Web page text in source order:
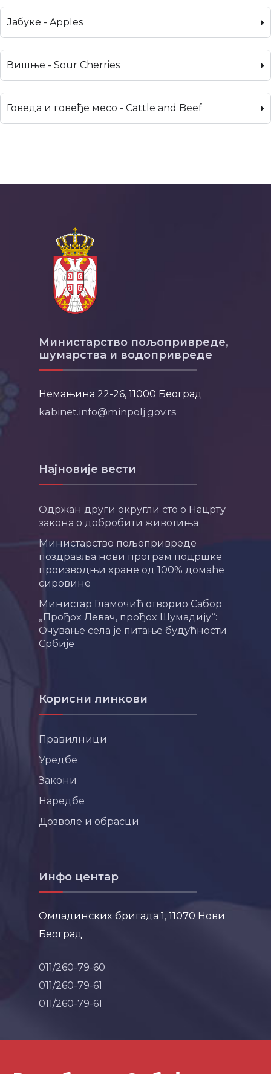
Јабуке - Apples
Вишње - Sour Cherries
Говеда и говеђе месо - Cattle and Beef
Министарство пољопривреде,
шумарства и водопривреде
Немањина 22-26, 11000 Београд
kabinet.info@minpolj.gov.rs
Најновије вести
Одржан други округли сто о Нацрту
закона о добробити животиња
Министарство пољопривреде
поздравља нови програм подршке
производњи хране од 100% домаће
сировине
Министар Гламочић отворио Сабор
„Прођох Левач, прођох Шумадију“:
Очување села је питање будућности
Србије
Корисни линкови
Правилници
Уредбе
Закони
Наредбе
Дозволе и обрасци
Инфо центар
Омладинских бригада 1, 11070 Нови
Београд
011/260-79-60
011/260-79-61
011/260-79-61